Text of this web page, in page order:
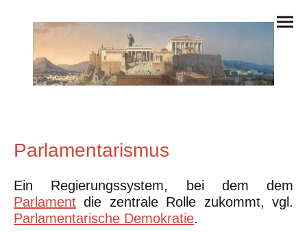
Parlamentarismus
Ein Regierungssystem, bei dem dem
Parlament die zentrale Rolle zukommt, vgl.
Parlamentarische Demokratie.